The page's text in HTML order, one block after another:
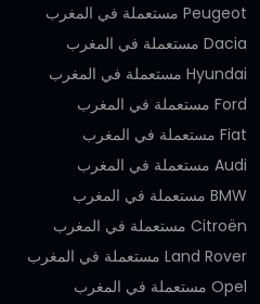
Peugeot مستعملة في المغرب
Dacia مستعملة في المغرب
Hyundai مستعملة في المغرب
Ford مستعملة في المغرب
Fiat مستعملة في المغرب
Audi مستعملة في المغرب
BMW مستعملة في المغرب
Citroën مستعملة في المغرب
Land Rover مستعملة في المغرب
Opel مستعملة في المغرب